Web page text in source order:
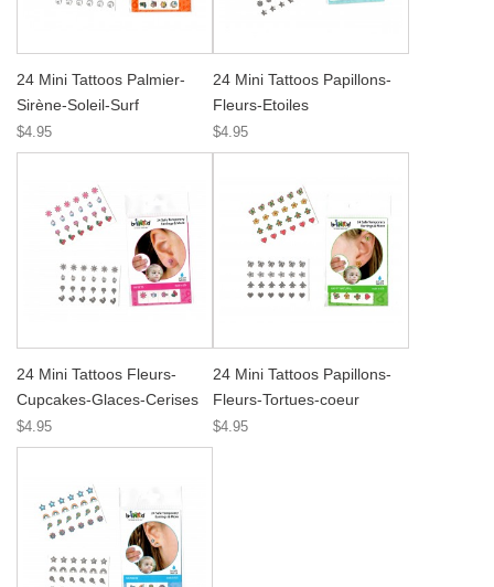
24 Mini Tattoos Palmier-
Sirène-Soleil-Surf
$4.95
24 Mini Tattoos Papillons-
Fleurs-Etoiles
$4.95
24 Mini Tattoos Fleurs-
Cupcakes-Glaces-Cerises
$4.95
24 Mini Tattoos Papillons-
Fleurs-Tortues-coeur
$4.95